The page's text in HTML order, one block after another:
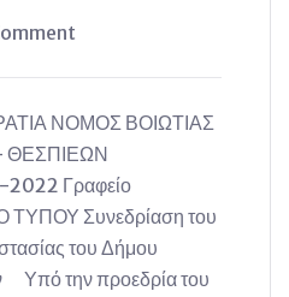
ΝΟΜΟΣ ΒΟΙΩΤΙΑΣ
– ΘΕΣΠΙΕΩΝ
Γραφείο
Συνεδρίαση του
του Δήμου
Υπό την προεδρία του